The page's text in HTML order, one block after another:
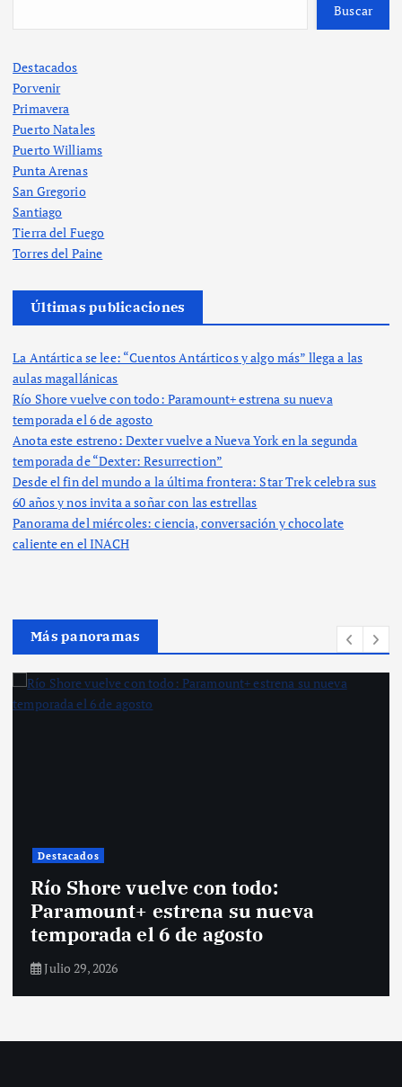
Buscar
Destacados
Porvenir
Primavera
Puerto Natales
Puerto Williams
Punta Arenas
San Gregorio
Santiago
Tierra del Fuego
Torres del Paine
Últimas publicaciones
La Antártica se lee: “Cuentos Antárticos y algo más” llega a las
aulas magallánicas
Río Shore vuelve con todo: Paramount+ estrena su nueva
temporada el 6 de agosto
Anota este estreno: Dexter vuelve a Nueva York en la segunda
temporada de “Dexter: Resurrection”
Desde el fin del mundo a la última frontera: Star Trek celebra sus
60 años y nos invita a soñar con las estrellas
Panorama del miércoles: ciencia, conversación y chocolate
caliente en el INACH
Más panoramas
Destacados
Río Shore vuelve con todo:
Paramount+ estrena su nueva
temporada el 6 de agosto
Julio 29, 2026